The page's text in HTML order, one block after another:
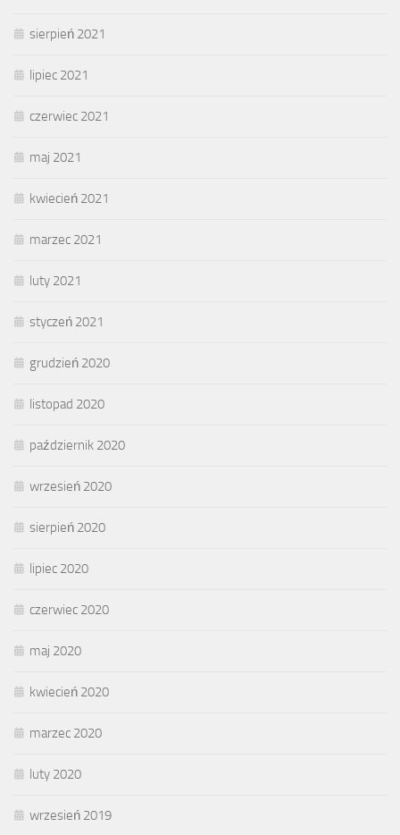
sierpień 2021
lipiec 2021
czerwiec 2021
maj 2021
kwiecień 2021
marzec 2021
luty 2021
styczeń 2021
grudzień 2020
listopad 2020
październik 2020
wrzesień 2020
sierpień 2020
lipiec 2020
czerwiec 2020
maj 2020
kwiecień 2020
marzec 2020
luty 2020
wrzesień 2019